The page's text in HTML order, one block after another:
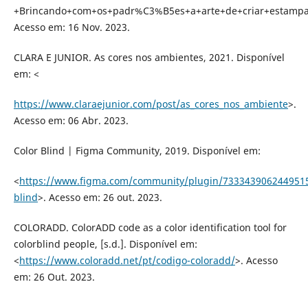
Acesso em: 16 Nov. 2023.
CLARA E JUNIOR. As cores nos ambientes, 2021. Disponível
em: <
https://www.claraejunior.com/post/as_cores_nos_ambiente>.
Acesso em: 06 Abr. 2023.
Color Blind | Figma Community, 2019. Disponível em:
<https://www.figma.com/community/plugin/
blind>. Acesso em: 26 out. 2023.
COLORADD. ColorADD code as a color identification tool for
colorblind people, [s.d.]. Disponível em:
<https://www.coloradd.net/pt/codigo-coloradd/>. Acesso
em: 26 Out. 2023.